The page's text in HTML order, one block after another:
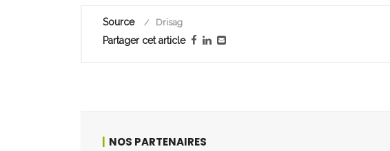
Source Drisag
Partager cet article
NOS PARTENAIRES